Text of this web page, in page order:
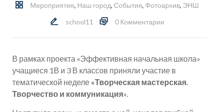
Мероприятия, Наш город, События, Фотоархив, ЭНШ
school11
0 Комментарии
В рамках проекта «Эффективная начальная школа»
учащиеся 1В и 3 В классов приняли участие в
тематической неделе «Творческая мастерская.
Творчество и коммуникация».